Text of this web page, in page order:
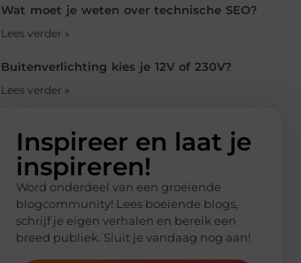
Wat moet je weten over technische SEO?
Lees verder »
Buitenverlichting kies je 12V of 230V?
Lees verder »
Inspireer en laat je
inspireren!
Word onderdeel van een groeiende
blogcommunity! Lees boeiende blogs,
schrijf je eigen verhalen en bereik een
breed publiek. Sluit je vandaag nog aan!